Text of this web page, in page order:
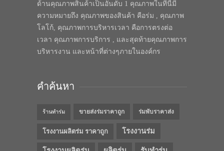
ด้านคุณภาพสินค้าเป็นอันดับ 1 คุณภาพในทีนี้มี
ความหมายถึง คุณภาพของสินค้า คือร่ม , คุณภาพ
โลโก้, คุณภาพการบริหารเวลา คือการตรงต่อ
เวลา คุณภาพการบริการ , และสุดท้ายคุณภาพการ
บริหารงาน และหน้าที่ต่างๆภายในองค์กร
คำค้นหา
ร้านทำร่ม ขายส่งร่มราคาถูก ร่มพับราคาส่ง
โรงงานผลิตร่ม ราคาถูก โรงงานร่ม